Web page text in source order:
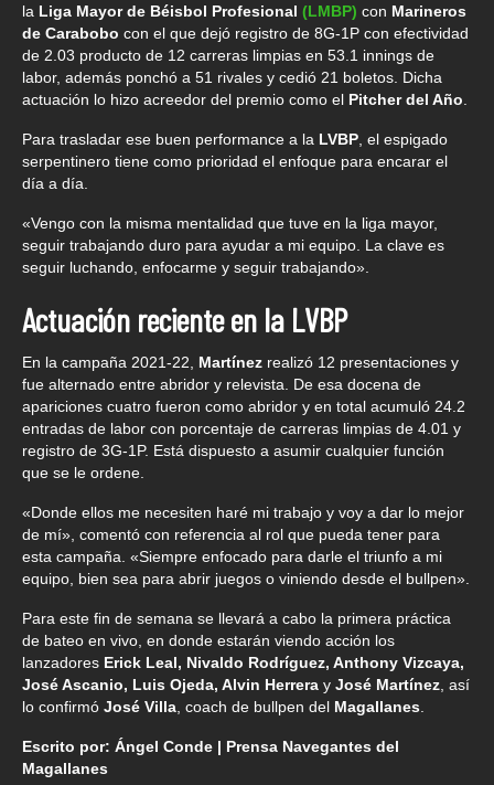
la Liga Mayor de Béisbol Profesional (LMBP) con Marineros
de Carabobo con el que dejó registro de 8G-1P con efectividad
de 2.03 producto de 12 carreras limpias en 53.1 innings de
labor, además ponchó a 51 rivales y cedió 21 boletos. Dicha
actuación lo hizo acreedor del premio como el Pitcher del Año
Para trasladar ese buen performance a la LVBP , el espigado
serpentinero tiene como prioridad el enfoque para encarar el
día a día.
«Vengo con la misma mentalidad que tuve en la liga mayor,
seguir trabajando duro para ayudar a mi equipo. La clave es
seguir luchando, enfocarme y seguir trabajando».
Actuación reciente en la LVBP
En la campaña 2021-22, Martínez realizó 12 presentaciones y
fue alternado entre abridor y relevista. De esa docena de
apariciones cuatro fueron como abridor y en total acumuló 24.2
entradas de labor con porcentaje de carreras limpias de 4.01 y
registro de 3G-1P. Está dispuesto a asumir cualquier función
que se le ordene.
«Donde ellos me necesiten haré mi trabajo y voy a dar lo mejor
de mí», comentó con referencia al rol que pueda tener para
esta campaña. «Siempre enfocado para darle el triunfo a mi
equipo, bien sea para abrir juegos o viniendo desde el bullpen».
Para este fin de semana se llevará a cabo la primera práctica
de bateo en vivo, en donde estarán viendo acción los
lanzadores Erick Leal, Nivaldo Rodríguez, Anthony Vizcaya,
José Ascanio, Luis Ojeda, Alvin Herrera y José Martínez , así
lo confirmó José Villa , coach de bullpen del Magallanes
Escrito por: Ángel Conde | Prensa Navegantes del
Magallanes